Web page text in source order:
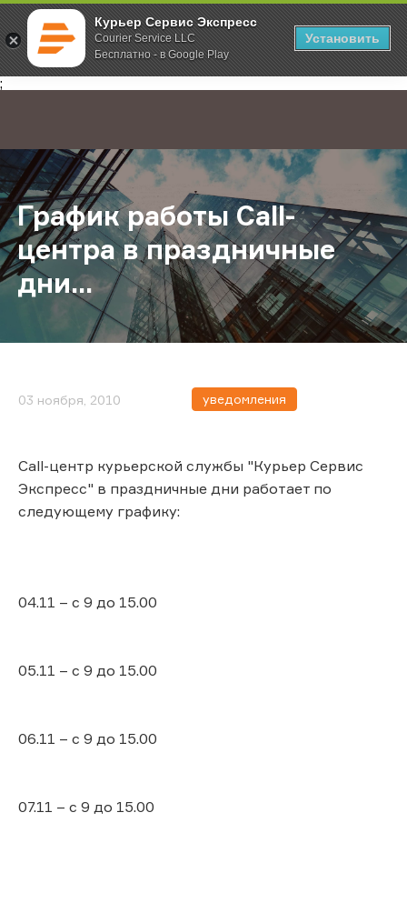
Курьер Сервис Экспресс
Courier Service LLC
Бесплатно - в Google Play
Установить
;
Главная О компании Новости График работы Call-центра в
График работы Call-
центра в праздничные
дни...
03 ноября, 2010 уведомления
Call-центр курьерской службы "Курьер Сервис
Экспресс" в праздничные дни работает по
следующему графику:
04.11 – с 9 до 15.00
05.11 – с 9 до 15.00
06.11 – с 9 до 15.00
07.11 – с 9 до 15.00